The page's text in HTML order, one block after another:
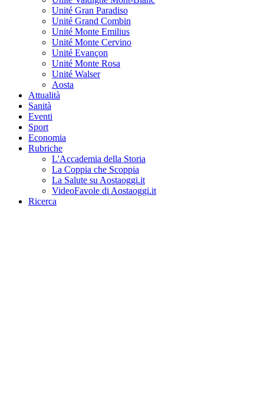
Unité Gran Paradiso
Unité Grand Combin
Unité Monte Emilius
Unité Monte Cervino
Unité Evançon
Unité Monte Rosa
Unité Walser
Aosta
Attualità
Sanità
Eventi
Sport
Economia
Rubriche
L'Accademia della Storia
La Coppia che Scoppia
La Salute su Aostaoggi.it
VideoFavole di Aostaoggi.it
Ricerca